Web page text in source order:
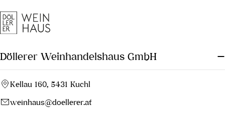
Döllerer Weinhandelshaus GmbH
Kellau 160, 5431 Kuchl
weinhaus@doellerer.at